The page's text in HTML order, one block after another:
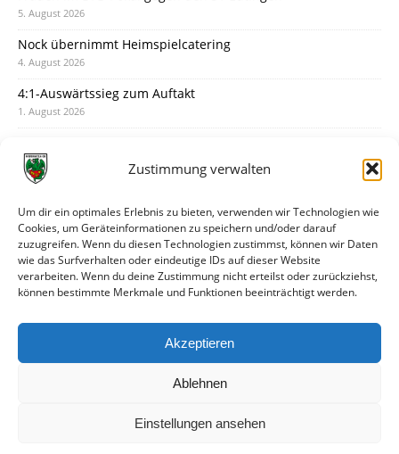
Zustimmung verwalten
Um dir ein optimales Erlebnis zu bieten, verwenden wir Technologien wie
Cookies, um Geräteinformationen zu speichern und/oder darauf
zuzugreifen. Wenn du diesen Technologien zustimmst, können wir Daten
wie das Surfverhalten oder eindeutige IDs auf dieser Website
verarbeiten. Wenn du deine Zustimmung nicht erteilst oder zurückziehst,
können bestimmte Merkmale und Funktionen beeinträchtigt werden.
Akzeptieren
Ablehnen
Einstellungen ansehen
5. August 2026
Nock übernimmt Heimspielcatering
4. August 2026
4:1-Auswärtssieg zum Auftakt
1. August 2026
31. Juli 2026
30. Juli 2026
Deine Spielminute: 89+1
28. Juli 2026
Neuer Rückensponsor
Neue Podcast-Folge: So tickt Björn!
27. Juli 2026